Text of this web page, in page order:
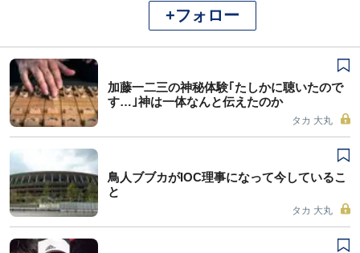
+フォロー
加藤一二三の神秘体験｢たしかに聴いたので
す…｣神は一体なんと伝えたのか
タカ 大丸
鳥人ブブカがIOC理事になって今しているこ
と
タカ 大丸